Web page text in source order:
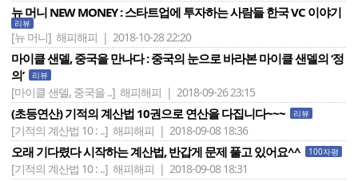
뉴 머니 NEW MONEY : 스타트업에 투자하는 사람들 한국 VC 이야기
리뷰
[뉴 머니] 해피해피 | 2018-10-28 22:20
마이클 샌델, 중국을 만나다 : 중국의 눈으로 바라본 마이클 샌델의 ‘정
의’
리뷰
[마이클 샌델, 중국을 ..] 해피해피 | 2018-09-26 23:15
(초등연산) 기적의 계산법 10권으로 연산을 다집니다~~~ 리뷰
[기적의 계산법 10 : ..] 해피해피 | 2018-09-08 18:36
오래 기다렸다 시작하는 계산법, 반갑게 문제 풀고 있어요^^ 100자평
[기적의 계산법 10 : ..] 해피해피 | 2018-09-08 18:31